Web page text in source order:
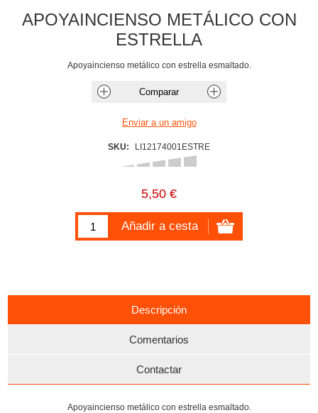
APOYAINCIENSO METÁLICO CON
ESTRELLA
Apoyaincienso metálico con estrella esmaltado.
SKU: LI12174001ESTRE
5,50 €
Descripción
Comentarios
Contactar
Apoyaincienso metálico con estrella esmaltado.